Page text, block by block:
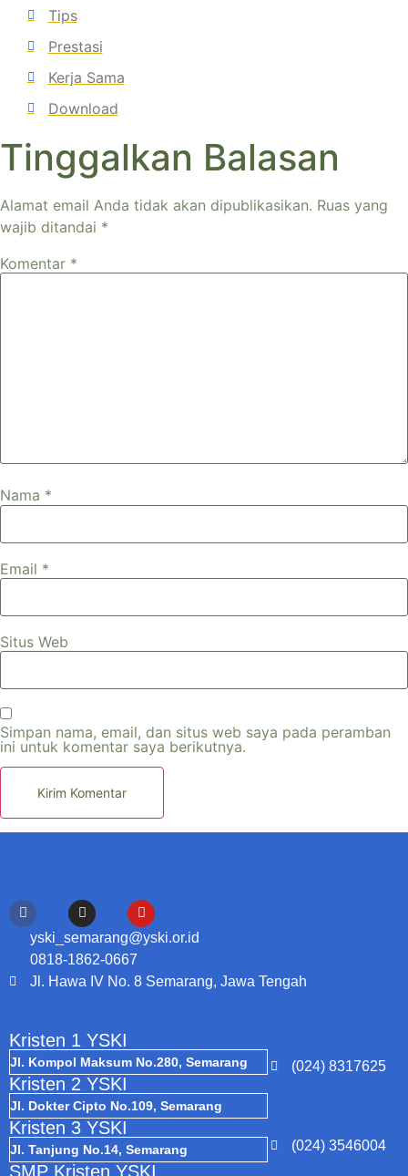
Tips
Prestasi
Kerja Sama
Download
Tinggalkan Balasan
Alamat email Anda tidak akan dipublikasikan. Ruas yang
wajib ditandai *
Komentar *
Nama *
Email *
Situs Web
Simpan nama, email, dan situs web saya pada peramban
ini untuk komentar saya berikutnya.
yski_semarang@yski.or.id
0818-1862-0667
Jl. Hawa IV No. 8 Semarang, Jawa Tengah
Kristen 1 YSKI
Jl. Kompol Maksum No.280, Semarang (024) 8317625
Kristen 2 YSKI
Jl. Dokter Cipto No.109, Semarang
(024) 3546004
Kristen 3 YSKI
Jl. Tanjung No.14, Semarang
SMP Kristen YSKI